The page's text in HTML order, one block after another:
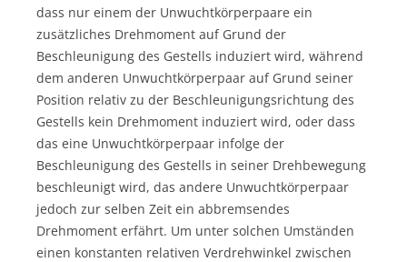
dass nur einem der Unwuchtkörperpaare ein
zusätzliches Drehmoment auf Grund der
Beschleunigung des Gestells induziert wird, während
dem anderen Unwuchtkörperpaar auf Grund seiner
Position relativ zu der Beschleunigungsrichtung des
Gestells kein Drehmoment induziert wird, oder dass
das eine Unwuchtkörperpaar infolge der
Beschleunigung des Gestells in seiner Drehbewegung
beschleunigt wird, das andere Unwuchtkörperpaar
jedoch zur selben Zeit ein abbremsendes
Drehmoment erfährt. Um unter solchen Umständen
einen konstanten relativen Verdrehwinkel zwischen